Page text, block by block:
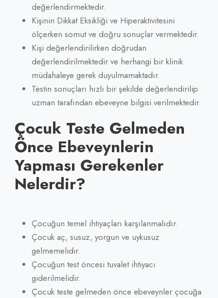
değerlendirmektedir.
Kişinin Dikkat Eksikliği ve Hiperaktivitesini
ölçerken somut ve doğru sonuçlar vermektedir.
Kişi değerlendirilirken doğrudan
değerlendirilmektedir ve herhangi bir klinik
müdahaleye gerek duyulmamaktadır.
Testin sonuçları hızlı bir şekilde değerlendirilip
uzman tarafından ebeveyne bilgisi verilmektedir.
Çocuk Teste Gelmeden
Önce Ebeveynlerin
Yapması Gerekenler
Nelerdir?
Çocuğun temel ihtiyaçları karşılanmalıdır.
Çocuk aç, susuz, yorgun ve uykusuz
gelmemelidir.
Çocuğun test öncesi tuvalet ihtiyacı
giderilmelidir.
Çocuk teste gelmeden önce ebeveynler çocuğa